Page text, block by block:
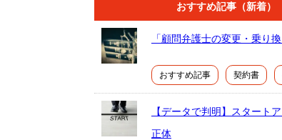
おすすめ記事（新着）
「顧問弁護士の変更・乗り
おすすめ記事 契約書
【データで判明】スタート
正体